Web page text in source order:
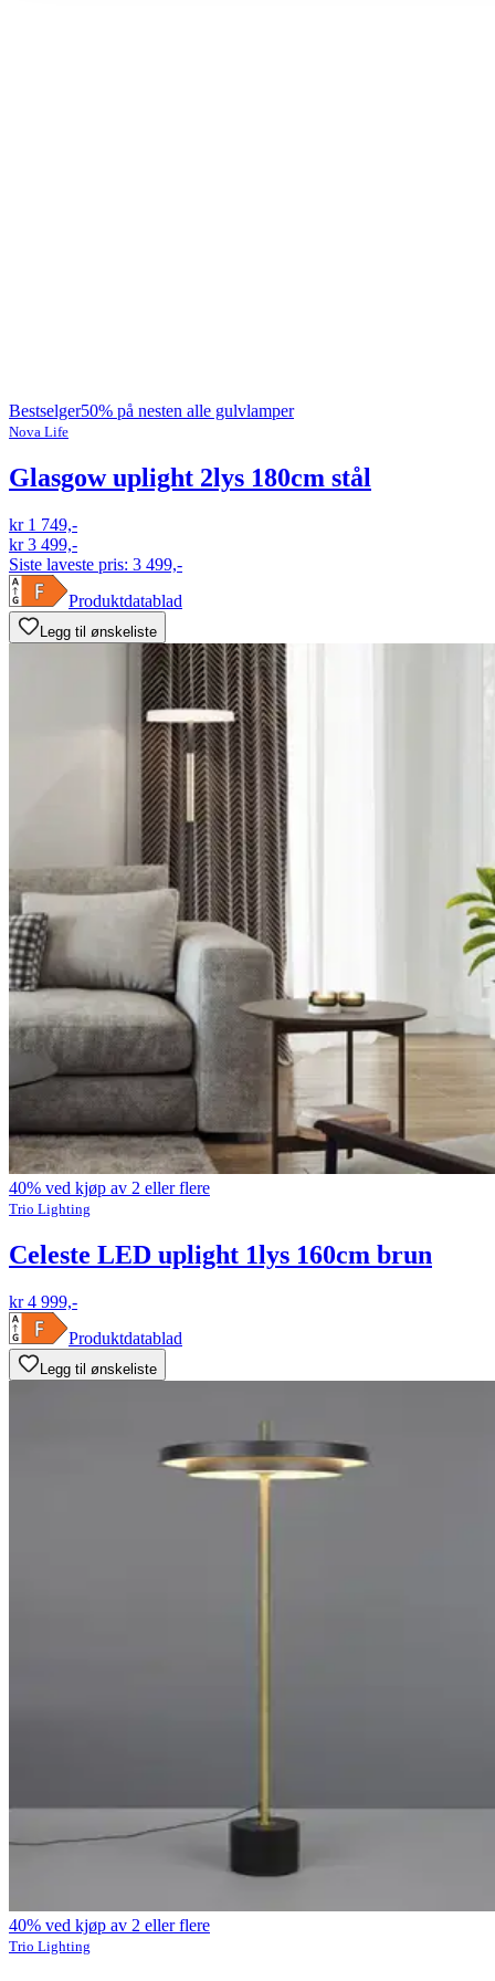
Bestselger50% på nesten alle gulvlamper
Nova Life
Glasgow uplight 2lys 180cm stål
kr 1 749,-
kr 3 499,-
Siste laveste pris: 3 499,-
Produktdatablad
Legg til ønskeliste
40% ved kjøp av 2 eller flere
Trio Lighting
Celeste LED uplight 1lys 160cm brun
kr 4 999,-
Produktdatablad
Legg til ønskeliste
40% ved kjøp av 2 eller flere
Trio Lighting